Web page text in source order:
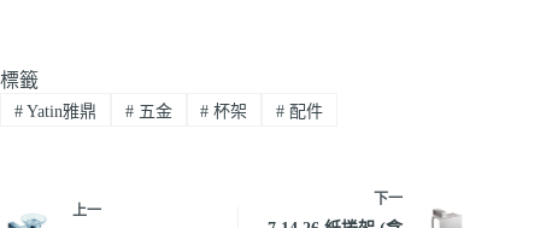
標籤
#Yatin雅鼎 #五金 # 杯架 # 配件
上一
下一